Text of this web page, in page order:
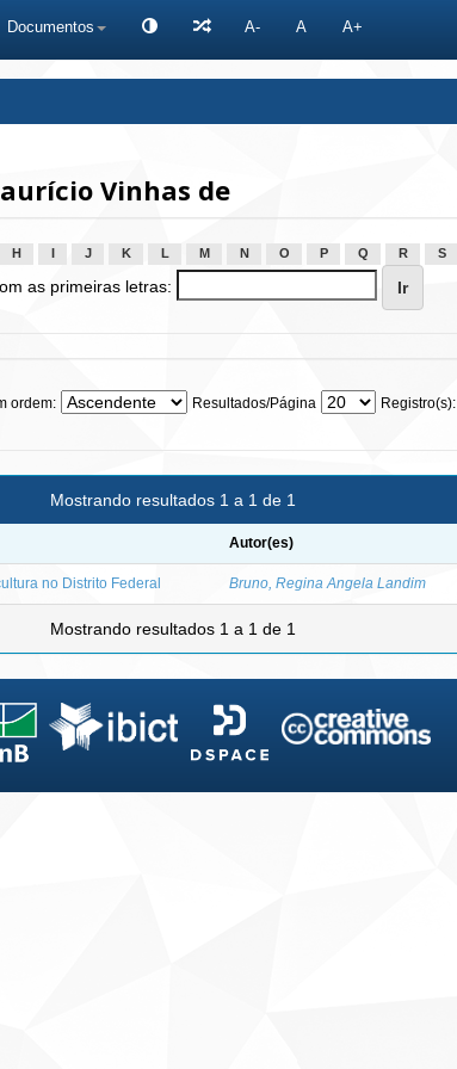
Documentos A- A A+
Vinhas de
H J K L M N O P Q R S
as primeiras letras:
ordem: Resultados/Página Registro(s):
Mostrando resultados 1 a 1 de 1
Autor(es)
no Distrito Federal Bruno, Regina Angela Landim
Mostrando resultados 1 a 1 de 1